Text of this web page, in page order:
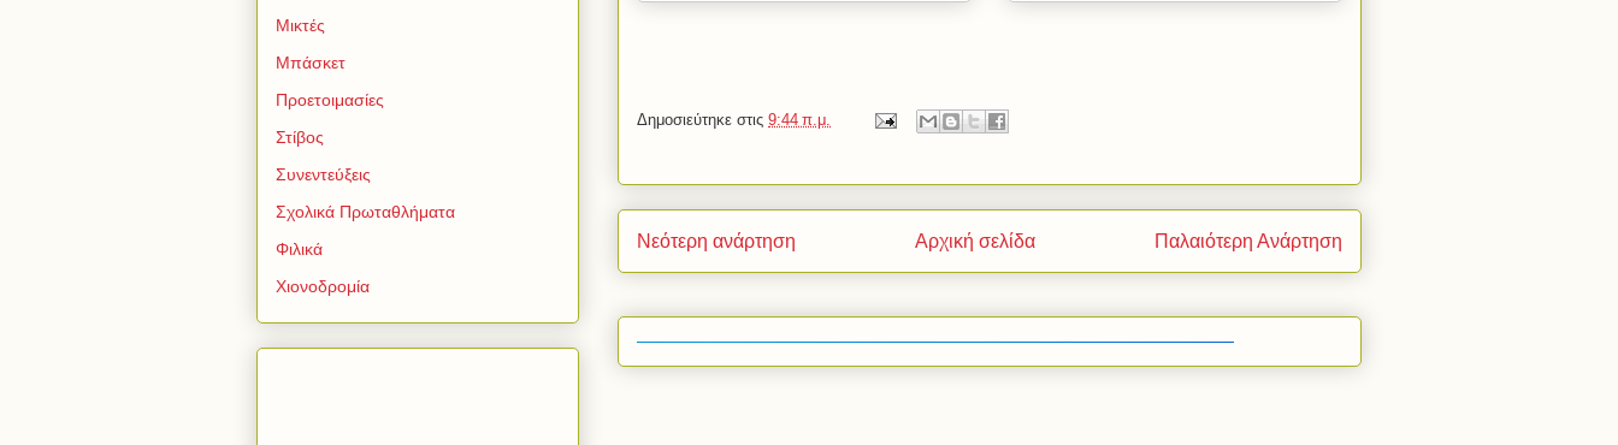
Δημοσιεύτηκε στις 9:44 π.μ.
Νεότερη ανάρτηση Παλαιότερη Ανάρτηση
Αρχική σελίδα
Μικτές
Μπάσκετ
Προετοιμασίες
Στίβος
Συνεντεύξεις
Σχολικά Πρωταθλήματα
Φιλικά
Χιονοδρομία